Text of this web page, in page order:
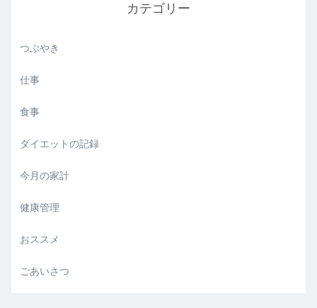
カテゴリー
つぶやき
仕事
食事
ダイエットの記録
今月の家計
健康管理
おススメ
ごあいさつ